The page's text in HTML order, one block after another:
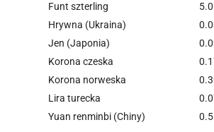
Funt szterling
Hrywna (Ukraina)
Jen (Japonia)
Korona czeska
Korona norweska
Lira turecka
Yuan renminbi (Chiny)